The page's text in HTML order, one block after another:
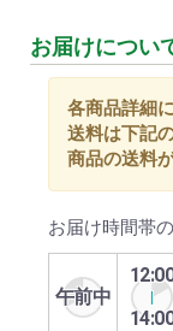
お届けについ
各商品詳細
送料は下記
商品の送料
お届け時間帯
午前中